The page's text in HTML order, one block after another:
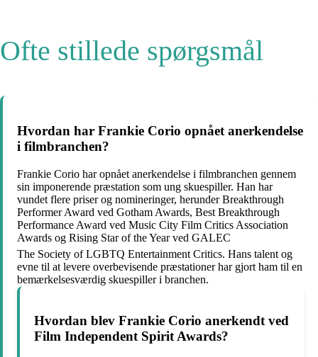
Ofte stillede spørgsmål
Hvordan har Frankie Corio opnået anerkendelse
i filmbranchen?
Frankie Corio har opnået anerkendelse i filmbranchen gennem
sin imponerende præstation som ung skuespiller. Han har
vundet flere priser og nomineringer, herunder Breakthrough
Performer Award ved Gotham Awards, Best Breakthrough
Performance Award ved Music City Film Critics Association
Awards og Rising Star of the Year ved GALEC
The Society of LGBTQ Entertainment Critics. Hans talent og
evne til at levere overbevisende præstationer har gjort ham til en
bemærkelsesværdig skuespiller i branchen.
Hvordan blev Frankie Corio anerkendt ved
Film Independent Spirit Awards?